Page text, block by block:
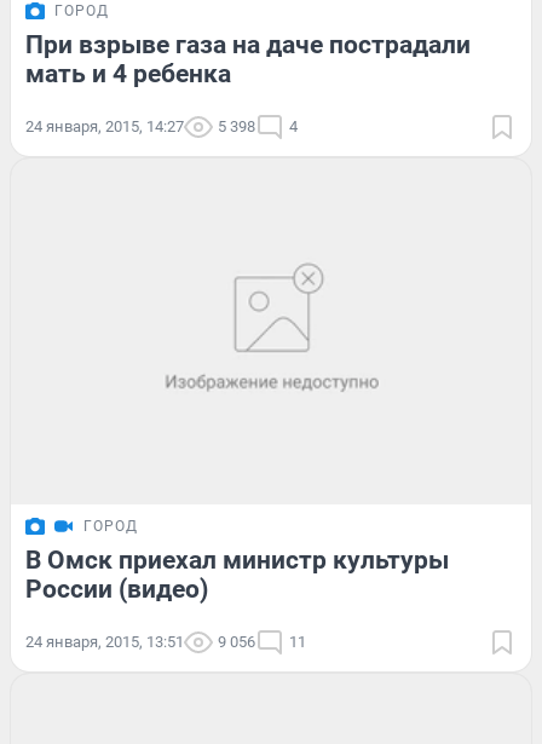
ГОРОД
При взрыве газа на даче пострадали
мать и 4 ребенка
24 января, 2015, 14:27 5 398 4
ГОРОД
В Омск приехал министр культуры
России (видео)
24 января, 2015, 13:51 9 056 11